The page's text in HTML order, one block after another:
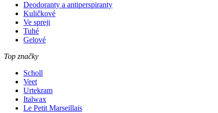
Deodoranty a antiperspiranty
Kuličkové
Ve spreji
Tuhé
Gelové
Top značky
Scholl
Veet
Urtekram
Italwax
Le Petit Marseillais